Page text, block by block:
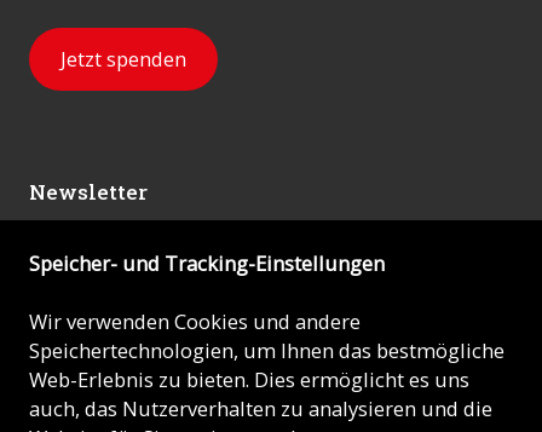
Jetzt spenden
Newsletter
Abonnieren
© 2026 - KIRCHE IN NOT (ACN)
Speicher- und Tracking-Einstellungen
Wir verwenden Cookies und andere
Speichertechnologien, um Ihnen das bestmögliche
Web-Erlebnis zu bieten. Dies ermöglicht es uns
auch, das Nutzerverhalten zu analysieren und die